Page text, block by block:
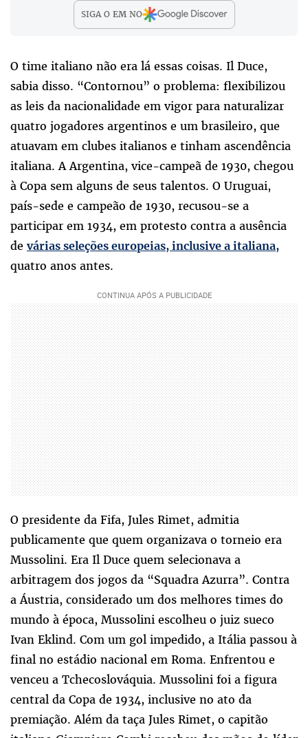
SIGA O EMNO
O time italiano não era lá essas coisas. Il Duce,
sabia disso. “Contornou” o problema: flexibilizou
as leis da nacionalidade em vigor para naturalizar
quatro jogadores argentinos e um brasileiro, que
atuavam em clubes italianos e tinham ascendência
italiana. A Argentina, vice-campeã de 1930, chegou
à Copa sem alguns de seus talentos. O Uruguai,
país-sede e campeão de 1930, recusou-se a
participar em 1934, em protesto contra a ausência
devárias seleções europeias, inclusive a italiana,
quatro anos antes.
O presidente da Fifa, Jules Rimet, admitia
publicamente que quem organizava o torneio era
Mussolini. Era Il Duce quem selecionava a
arbitragem dos jogos da “Squadra Azurra”. Contra
a Áustria, considerado um dos melhores times do
mundo à época, Mussolini escolheu o juiz sueco
Ivan Eklind. Com um gol impedido, a Itália passou à
final no estádio nacional em Roma. Enfrentou e
venceu a Tchecoslováquia. Mussolini foi a figura
central da Copa de 1934, inclusive no ato da
premiação. Além da taça Jules Rimet, o capitão